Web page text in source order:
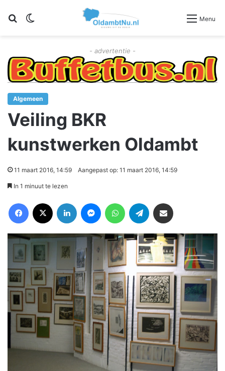
Zoeken Menu
- advertentie -
Algemeen
Veiling BKR
kunstwerken Oldambt
11 maart 2016, 14:59 Aangepast op: 11 maart 2016, 14:59
In 1 minuut te lezen